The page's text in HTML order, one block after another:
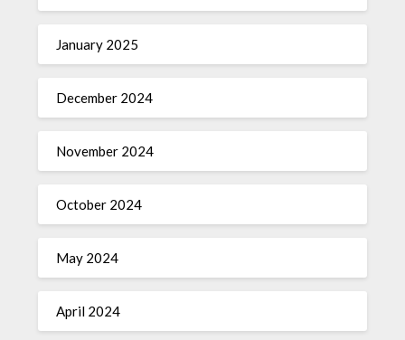
January 2025
December 2024
November 2024
October 2024
May 2024
April 2024